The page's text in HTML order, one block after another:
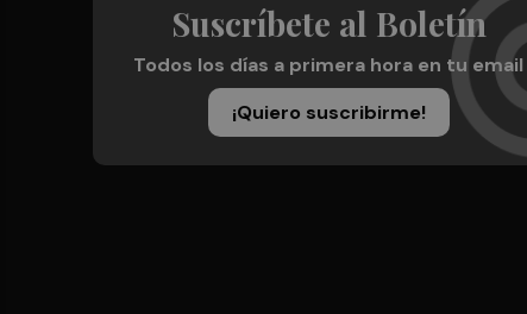
Suscríbete al Boletín
Todos los días a primera hora en tu email
¡Quiero suscribirme!